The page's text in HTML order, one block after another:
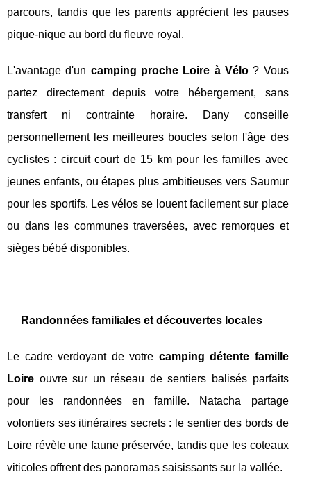
parcours, tandis que les parents apprécient les pauses
pique-nique au bord du fleuve royal.
L'avantage d'un camping proche Loire à Vélo? Vous
partez directement depuis votre hébergement, sans
transfert ni contrainte horaire. Dany conseille
personnellement les meilleures boucles selon l'âge des
cyclistes : circuit court de 15 km pour les familles avec
jeunes enfants, ou étapes plus ambitieuses vers Saumur
pour les sportifs. Les vélos se louent facilement sur place
ou dans les communes traversées, avec remorques et
sièges bébé disponibles.
Randonnées familiales et découvertes locales
Le cadre verdoyant de votre camping détente famille
Loire ouvre sur un réseau de sentiers balisés parfaits
pour les randonnées en famille. Natacha partage
volontiers ses itinéraires secrets : le sentier des bords de
Loire révèle une faune préservée, tandis que les coteaux
viticoles offrent des panoramas saisissants sur la vallée.